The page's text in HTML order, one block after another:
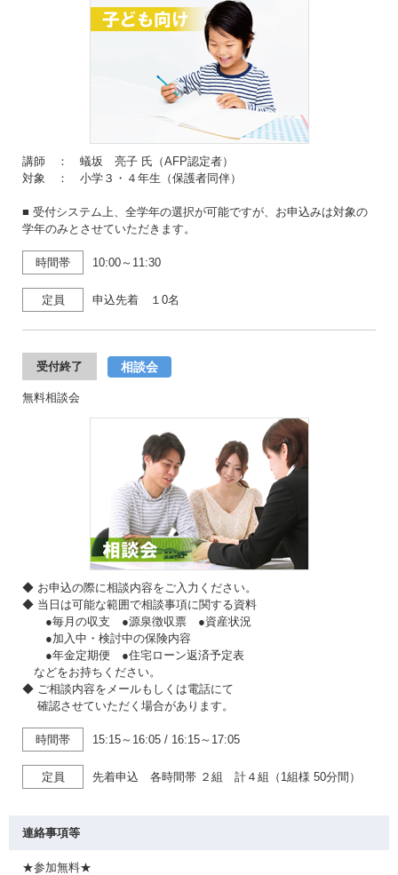
講師 ： 蟻坂 亮子 氏（AFP認定者）
対象 ： 小学３・４年生（保護者同伴）
■ 受付システム上、全学年の選択が可能ですが、お申込みは対象の
学年のみとさせていただきます。
時間帯 10:00～11:30
定員 申込先着 １0名
受付終了 相談会
無料相談会
◆ お申込の際に相談内容をご入力ください。
◆ 当日は可能な範囲で相談事項に関する資料
●毎月の収支 ●源泉徴収票 ●資産状況
●加入中・検討中の保険内容
●年金定期便 ●住宅ローン返済予定表
などをお持ちください。
◆ ご相談内容をメールもしくは電話にて
確認させていただく場合があります。
時間帯 15:15～16:05 / 16:15～17:05
定員 先着申込 各時間帯 ２組 計４組（1組様 50分間）
連絡事項等
★参加無料★